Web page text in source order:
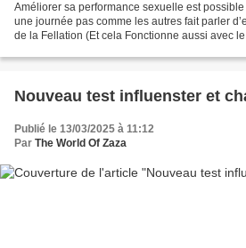
Améliorer sa performance sexuelle est
une journée pas comme les autres fait parler
de la Fellation (Et cela Fonctionne aussi avec
Nouveau test influenster et
Publié le 13/03/2025 à 11:12
Par The World Of Zaza